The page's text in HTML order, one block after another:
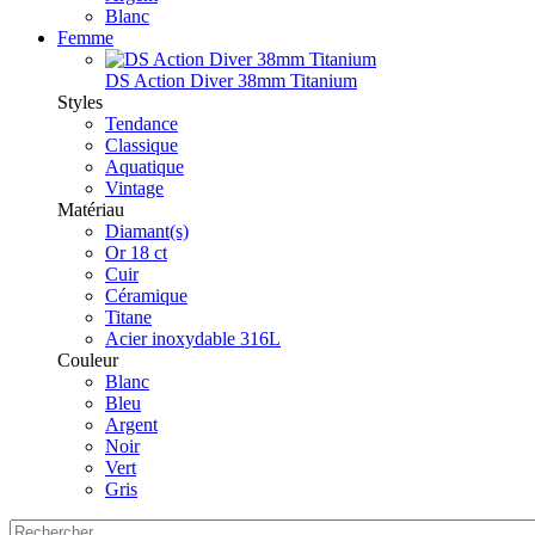
Blanc
Femme
DS Action Diver 38mm Titanium
Styles
Tendance
Classique
Aquatique
Vintage
Matériau
Diamant(s)
Or 18 ct
Cuir
Céramique
Titane
Acier inoxydable 316L
Couleur
Blanc
Bleu
Argent
Noir
Vert
Gris